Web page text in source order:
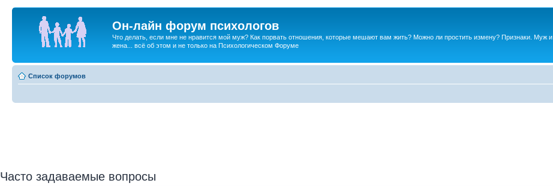
Он-лайн форум психологов
Что делать, если мне не нравится мой муж? Как порвать отношения, которые мешают вам жить? Можно ли простить измену? Признаки. Муж и
жена... всё об этом и не только на Психологическом Форуме
Список форумов
Часто задаваемые вопросы